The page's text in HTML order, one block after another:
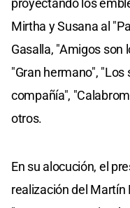
proyectando los
Mirtha y Susana al
Gasalla, "Amigos son
"Gran hermano",
compañía",
otros.
En su alocución, el
realización del Martín